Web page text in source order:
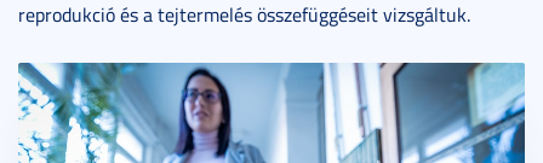
reprodukció és a tejtermelés összefüggéseit vizsgáltuk.